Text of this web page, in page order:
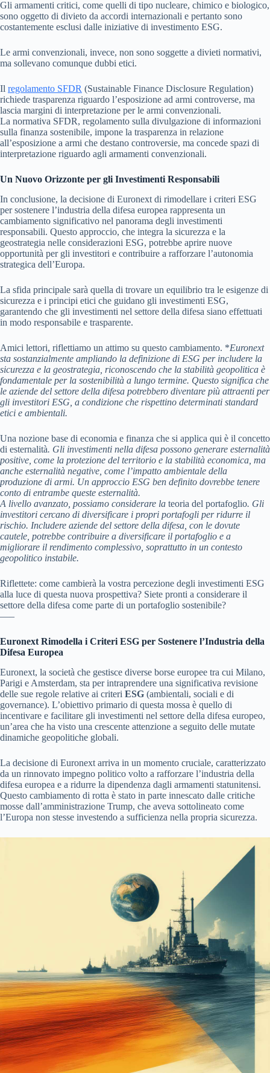
Gli armamenti critici, come quelli di tipo nucleare, chimico e biologico,
sono oggetto di divieto da accordi internazionali e pertanto sono
costantemente esclusi dalle iniziative di investimento ESG.
Le armi convenzionali, invece, non sono soggette a divieti normativi,
ma sollevano comunque dubbi etici.
Il regolamento SFDR (Sustainable Finance Disclosure Regulation)
richiede trasparenza riguardo l’esposizione ad armi controverse, ma
lascia margini di interpretazione per le armi convenzionali.
La normativa SFDR, regolamento sulla divulgazione di informazioni
sulla finanza sostenibile, impone la trasparenza in relazione
all’esposizione a armi che destano controversie, ma concede spazi di
interpretazione riguardo agli armamenti convenzionali.
Un Nuovo Orizzonte per gli Investimenti Responsabili
In conclusione, la decisione di Euronext di rimodellare i criteri ESG
per sostenere l’industria della difesa europea rappresenta un
cambiamento significativo nel panorama degli investimenti
responsabili. Questo approccio, che integra la sicurezza e la
geostrategia nelle considerazioni ESG, potrebbe aprire nuove
opportunità per gli investitori e contribuire a rafforzare l’autonomia
strategica dell’Europa.
La sfida principale sarà quella di trovare un equilibrio tra le esigenze di
sicurezza e i principi etici che guidano gli investimenti ESG,
garantendo che gli investimenti nel settore della difesa siano effettuati
in modo responsabile e trasparente.
Amici lettori, riflettiamo un attimo su questo cambiamento. *Euronext
sta sostanzialmente ampliando la definizione di ESG per includere la
sicurezza e la geostrategia , riconoscendo che la stabilità geopolitica è
fondamentale per la sostenibilità a lungo termine. Questo significa che
le aziende del settore della difesa potrebbero diventare più attraenti per
gli investitori ESG, a condizione che rispettino determinati standard
etici e ambientali.
Una nozione base di economia e finanza che si applica qui è il concetto
di esternalità. Gli investimenti nella difesa possono generare esternalità
positive, come la protezione del territorio e la stabilità economica, ma
anche esternalità negative, come l’impatto ambientale della
produzione di armi. Un approccio ESG ben definito dovrebbe tenere
conto di entrambe queste esternalità.
A livello avanzato, possiamo considerare la teoria del portafoglio. Gli
investitori cercano di diversificare i propri portafogli per ridurre il
rischio. Includere aziende del settore della difesa, con le dovute
cautele, potrebbe contribuire a diversificare il portafoglio e a
migliorare il rendimento complessivo, soprattutto in un contesto
geopolitico instabile.
Riflettete: come cambierà la vostra percezione degli investimenti ESG
alla luce di questa nuova prospettiva? Siete pronti a considerare il
settore della difesa come parte di un portafoglio sostenibile?
—–
Euronext Rimodella i Criteri ESG per Sostenere l’Industria della
Difesa Europea
Euronext, la società che gestisce diverse borse europee tra cui Milano,
Parigi e Amsterdam, sta per intraprendere una significativa revisione
delle sue regole relative ai criteri ESG (ambientali, sociali e di
governance). L’obiettivo primario di questa mossa è quello di
incentivare e facilitare gli investimenti nel settore della difesa europeo,
un’area che ha visto una crescente attenzione a seguito delle mutate
dinamiche geopolitiche globali.
La decisione di Euronext arriva in un momento cruciale, caratterizzato
da un rinnovato impegno politico volto a rafforzare l’industria della
difesa europea e a ridurre la dipendenza dagli armamenti statunitensi.
Questo cambiamento di rotta è stato in parte innescato dalle critiche
mosse dall’amministrazione Trump, che aveva sottolineato come
l’Europa non stesse investendo a sufficienza nella propria sicurezza.